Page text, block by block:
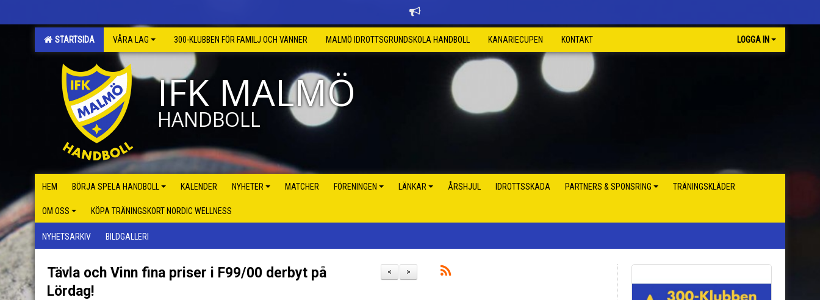
STARTSIDA VÅRA LAG 300-KLUBBEN FÖR FAMILJ OCH VÄNNER MALMÖ IDROTTSGRUNDSKOLA HANDBOLL KANARIECUPEN KONTAKT LOGGA IN
IFK MALMÖ
HANDBOLL
HEM BÖRJA SPELA HANDBOLL KALENDER NYHETER MATCHER FÖRENINGEN LÄNKAR ÅRSHJUL IDROTTSSKADA PARTNERS & SPONSRING TRÄNINGSKLÄDER
OM OSS KÖPA TRÄNINGSKORT NORDIC WELLNESS
NYHETSARKIV BILDGALLERI
>
<
Tävla och Vinn fina priser i F99/00 derbyt på
Lördag!